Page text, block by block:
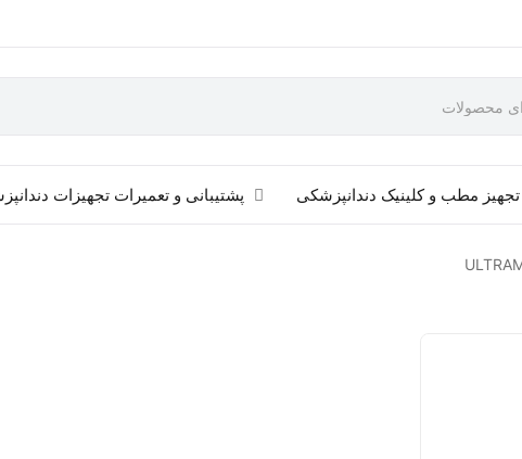
تجهیز مطب و کلینیک دندانپزشکی پشتیبانی و تعمیرات تجهیزات